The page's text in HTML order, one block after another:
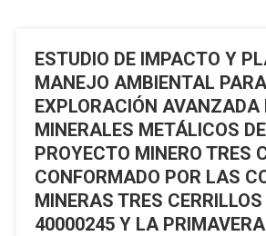
MINERO
2157.1)”
PLANTA
DE
CIA.
LTDA.
CÓDIGO
ESTUDIO DE IMPACTO Y
MANEJO AMBIENTAL
EXPLORACIÓN AVANZADA
MINERALES METÁLICOS
PROYECTO MINERO TRES
CONFORMADO POR LAS
MINERAS TRES
40000245 Y LA